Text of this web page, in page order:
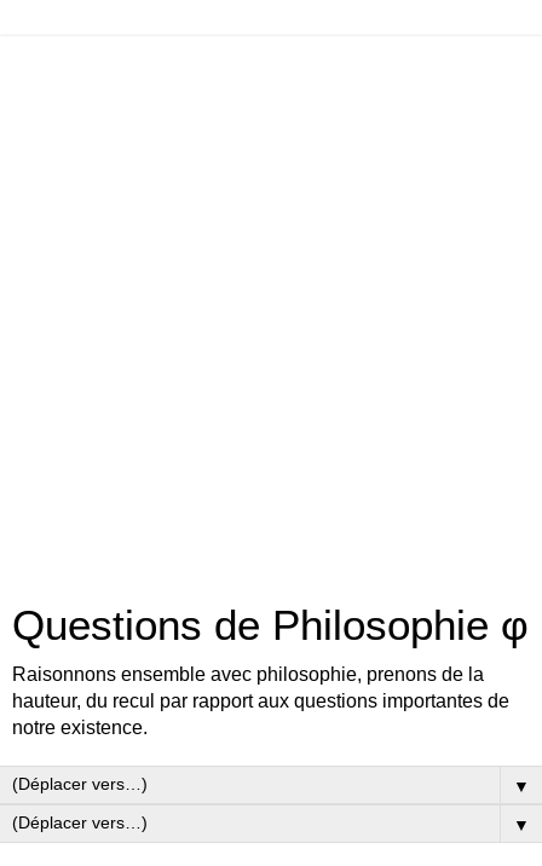
Questions de Philosophie φ
Raisonnons ensemble avec philosophie, prenons de la
hauteur, du recul par rapport aux questions importantes de
notre existence.
▼
▼